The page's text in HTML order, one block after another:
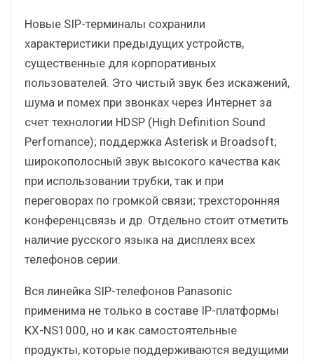
Новые SIP-терминалы сохранили
характеристики предыдущих устройств,
существенные для корпоративных
пользователей. Это чистый звук без искажений,
шума и помех при звонках через Интернет за
счет технологии HDSP (High Definition Sound
Perfomance); поддержка Asterisk и Broadsoft;
широкополосный звук высокого качества как
при использовании трубки, так и при
переговорах по громкой связи; трехсторонняя
конференцсвязь и др. Отдельно стоит отметить
наличие русского языка на дисплеях всех
телефонов серии.
Вся линейка SIP-телефонов Panasonic
применима не только в составе IP-платформы
KX-NS1000, но и как самостоятельные
продукты, которые поддерживаются ведущими